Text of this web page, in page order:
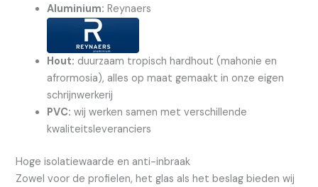
Aluminium: Reynaers
Hout: duurzaam tropisch hardhout (mahonie en
afrormosia), alles op maat gemaakt in onze eigen
schrijnwerkerij
PVC: wij werken samen met verschillende
kwaliteitsleveranciers
Hoge isolatiewaarde en anti-inbraak
Zowel voor de profielen, het glas als het beslag bieden wij